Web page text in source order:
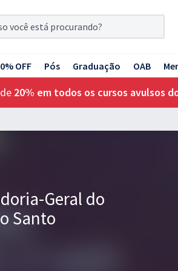
OFF Pós Graduação OAB
20% em todos os cursos avulsos
Geral do
Santo